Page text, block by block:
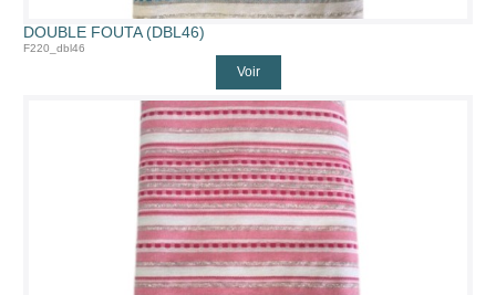
DOUBLE FOUTA (DBL46)
F220_dbl46
Voir